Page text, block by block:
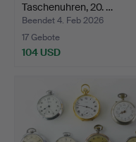
Taschenuhren, 20. …
Beendet 4. Feb 2026
17 Gebote
104 USD